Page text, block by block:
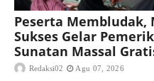
Peserta
Sukses Gelar
Sunatan Massal
Redaksi02 Agu 07, 2026